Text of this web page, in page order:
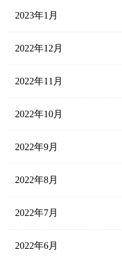
2023年1月
2022年12月
2022年11月
2022年10月
2022年9月
2022年8月
2022年7月
2022年6月